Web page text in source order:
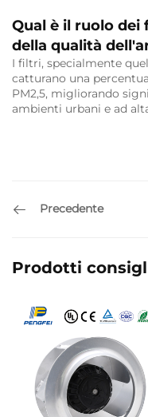
Qual è il ruolo
della qualità
I filtri, specialmente
catturano una
PM2,5, migliorando
ambienti urbani e ad
Precedente
Prodotti